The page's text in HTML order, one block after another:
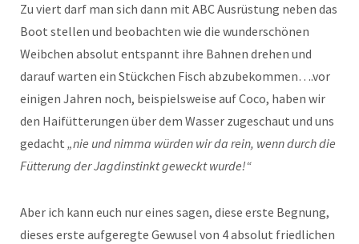
Zu viert darf man sich dann mit ABC Ausrüstung neben das
Boot stellen und beobachten wie die wunderschönen
Weibchen absolut entspannt ihre Bahnen drehen und
darauf warten ein Stückchen Fisch abzubekommen….vor
einigen Jahren noch, beispielsweise auf Coco, haben wir
den Haifütterungen über dem Wasser zugeschaut und uns
gedacht „nie und nimma würden wir da rein, wenn durch die
Fütterung der Jagdinstinkt geweckt wurde!“
Aber ich kann euch nur eines sagen, diese erste Begnung,
dieses erste aufgeregte Gewusel von 4 absolut friedlichen